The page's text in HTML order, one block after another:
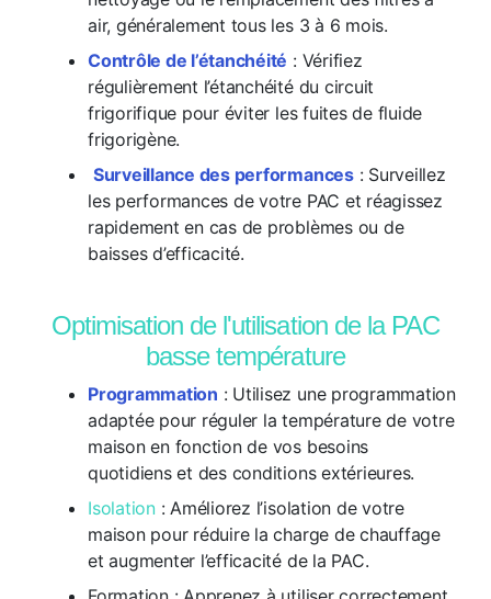
air, généralement tous les 3 à 6 mois.
Contrôle de l’étanchéité : Vérifiez
régulièrement l’étanchéité du circuit
frigorifique pour éviter les fuites de fluide
frigorigène.
Surveillance des performances: Surveillez
les performances de votre PAC et réagissez
rapidement en cas de problèmes ou de
baisses d’efficacité.
Optimisation de l'utilisation de la PAC
basse température
Programmation : Utilisez une programmation
adaptée pour réguler la température de votre
maison en fonction de vos besoins
quotidiens et des conditions extérieures.
Isolation: Améliorez l’isolation de votre
maison pour réduire la charge de chauffage
et augmenter l’efficacité de la PAC.